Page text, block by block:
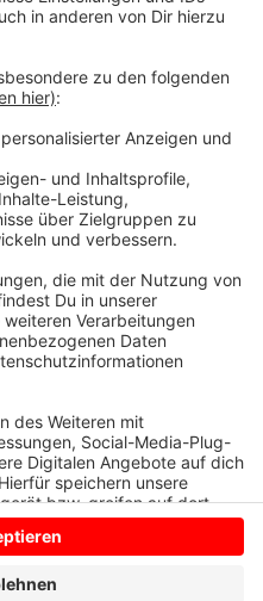
abgeschlossen,
Straßenschilder und
diesen
Der gesamte
im kommenden Jahr
eine Erleichterung